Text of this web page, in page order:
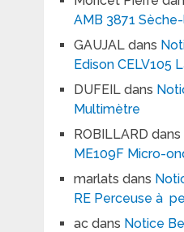
AMB 3871
GAUJALdans
Edison CELV105
DUFEILdans
Multimètre
ROBILLARD dans
ME109F Micro-
marlats dans
RE Perceuse à
acdans Notice